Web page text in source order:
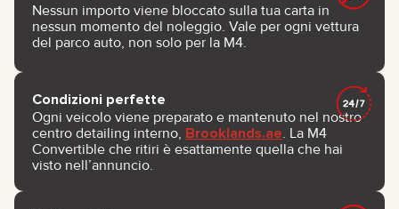
Nessun importo viene bloccato sulla tua carta in
nessun momento del noleggio. Vale per ogni vettura
del parco auto, non solo per la M4.
Condizioni perfette
Ogni veicolo viene preparato e mantenuto nel nostro
centro detailing interno, Brooklands.ae. La M4
Convertible che ritiri è esattamente quella che hai
visto nell’annuncio.